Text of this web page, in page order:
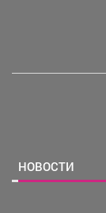
НОВОСТИ